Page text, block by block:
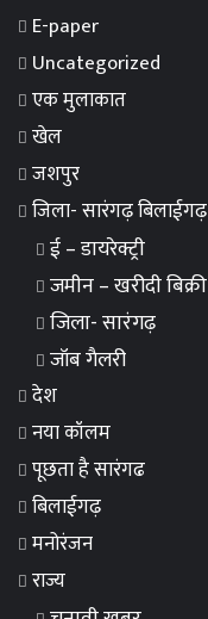
E-paper
Uncategorized
एक मुलाकात
खेल
जशपुर
जिला- सारंगढ़ बिलाईगढ़
ई – डायरेक्ट्री
जमीन – खरीदी बिक्री
जिला- सारंगढ़
जॉब गैलरी
देश
नया कॉलम
पूछता है सारंगढ
बिलाईगढ़
मनोरंजन
राज्य